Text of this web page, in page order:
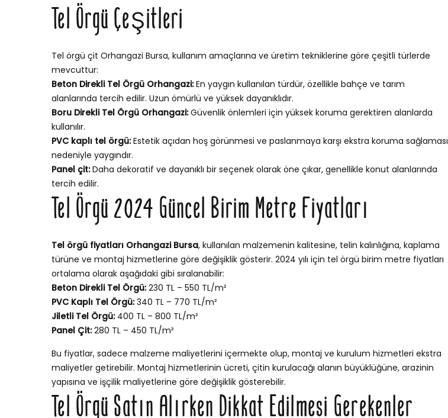
Tel Örgü Çeşitleri
Tel örgü çit Orhangazi Bursa, kullanım amaçlarına ve üretim tekniklerine göre çeşitli türlerde
mevcuttur:
Beton Direkli Tel Örgü Orhangazi:En yaygın kullanılan türdür, özellikle bahçe ve tarım
alanlarında tercih edilir. Uzun ömürlü ve yüksek dayanıklıdır.
Boru Direkli Tel Örgü Orhangazi:Güvenlik önlemleri için yüksek koruma gerektiren alanlarda
kullanılır.
PVC kaplı tel örgü:Estetik açıdan hoş görünmesi ve paslanmaya karşı ekstra koruma sağlaması
nedeniyle yaygındır.
Panel çit:Daha dekoratif ve dayanıklı bir seçenek olarak öne çıkar, genellikle konut alanlarında
tercih edilir.
Tel Örgü 2024 Güncel Birim Metre Fiyatları
Tel örgü fiyatları Orhangazi Bursa, kullanılan malzemenin kalitesine, telin kalınlığına, kaplama
türüne ve montaj hizmetlerine göre değişiklik gösterir. 2024 yılı için tel örgü birim metre fiyatları
ortalama olarak aşağıdaki gibi sıralanabilir:
Beton Direkli Tel Örgü:230 TL – 550 TL/m²
PVC Kaplı Tel Örgü:340 TL – 770 TL/m²
Jiletli Tel Örgü:400 TL – 800 TL/m²
Panel Çit:280 TL – 450 TL/m²
Bu fiyatlar, sadece malzeme maliyetlerini içermekte olup, montaj ve kurulum hizmetleri ekstra
maliyetler getirebilir. Montaj hizmetlerinin ücreti, çitin kurulacağı alanın büyüklüğüne, arazinin
yapısına ve işçilik maliyetlerine göre değişiklik gösterebilir.
Tel Örgü Satın Alırken Dikkat Edilmesi Gerekenler